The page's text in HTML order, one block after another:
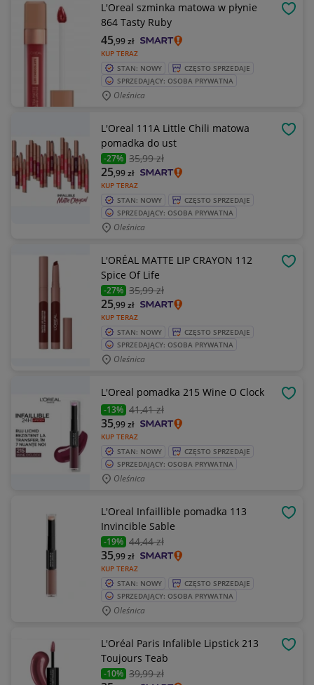
L'Oreal szminka matowa w płynie
864 Tasty Ruby
KUP TERAZ
45,99zł
STAN: NOWY
CZĘSTO SPRZEDAJE
SPRZEDAJĄCY: OSOBA PRYWATNA
Oleśnica
L'Oreal 111A Little Chili matowa
pomadka do ust
-27% 35,99 zł
KUP TERAZ
25,99zł
STAN: NOWY
CZĘSTO SPRZEDAJE
SPRZEDAJĄCY: OSOBA PRYWATNA
Oleśnica
L'ORÉAL MATTE LIP CRAYON 112
Spice Of Life
-27% 35,99 zł
KUP TERAZ
25,99zł
STAN: NOWY
CZĘSTO SPRZEDAJE
SPRZEDAJĄCY: OSOBA PRYWATNA
Oleśnica
L'Oreal pomadka 215 Wine O Clock
-13% 41,41 zł
KUP TERAZ
35,99zł
STAN: NOWY
CZĘSTO SPRZEDAJE
SPRZEDAJĄCY: OSOBA PRYWATNA
Oleśnica
L'Oreal Infaillible pomadka 113
Invincible Sable
-19% 44,44 zł
KUP TERAZ
35,99zł
STAN: NOWY
CZĘSTO SPRZEDAJE
SPRZEDAJĄCY: OSOBA PRYWATNA
Oleśnica
L'Oréal Paris Infalible Lipstick 213
Toujours Teab
-10% 39,99 zł